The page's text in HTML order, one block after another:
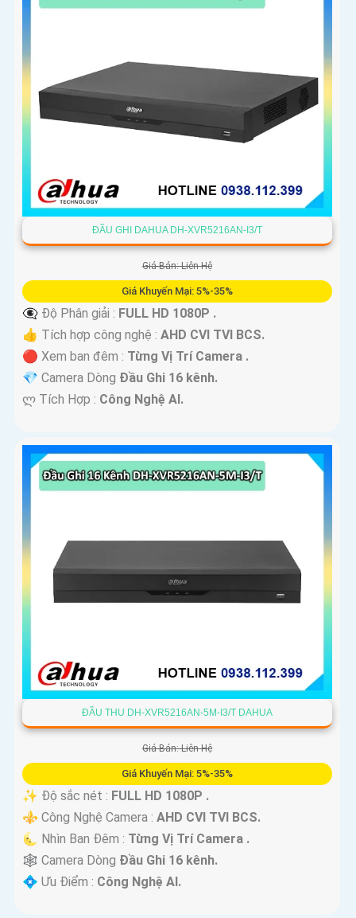
ĐẦU GHI DAHUA DH-XVR5216AN-I3/T
Giá Bán: Liên Hệ
Giá Khuyến Mại: 5%-35%
👁️‍🗨 Độ Phân giải : FULL HD 1080P .
👍 Tích hợp công nghệ : AHD CVI TVI BCS.
🔴 Xem ban đêm : Từng Vị Trí Camera .
💎 Camera Dòng Đầu Ghi 16 kênh.
️ლ Tích Hợp : Công Nghệ AI.
ĐẦU THU DH-XVR5216AN-5M-I3/T DAHUA
Giá Bán: Liên Hệ
Giá Khuyến Mại: 5%-35%
✨ Độ sắc nét : FULL HD 1080P .
⚜️ Công Nghệ Camera : AHD CVI TVI BCS.
🌜 Nhìn Ban Đêm : Từng Vị Trí Camera .
🕸️ Camera Dòng Đầu Ghi 16 kênh.
️💠 Ưu Điểm : Công Nghệ AI.